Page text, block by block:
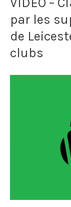
fait
ses
adieux
par les
de
clubs